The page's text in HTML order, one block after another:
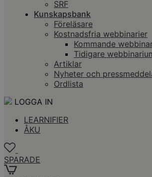
SRF
Kunskapsbank
Föreläsare
Kostnadsfria webbinarier
Kommande
Tidigare
Artiklar
Nyheter och
Ordlista
LOGGA IN
LEARNIFIER
ÅKU
SPARADE